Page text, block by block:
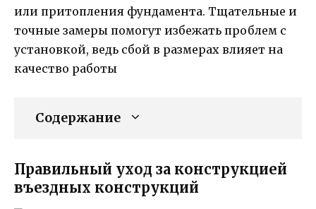
или притопления фундамента. Тщательные и
точные замеры помогут избежать проблем с
установкой, ведь сбой в размерах влияет на
качество работы
Содержание
Правильный уход за конструкцией
въездных конструкций